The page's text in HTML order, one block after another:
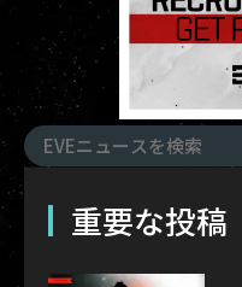
重要な投稿